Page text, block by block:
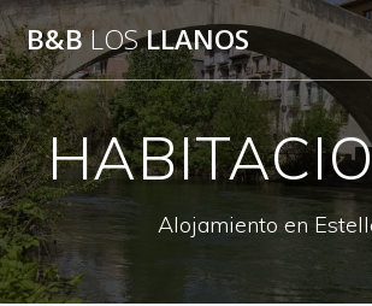
B&BLOSLLANOS
Alojamiento en